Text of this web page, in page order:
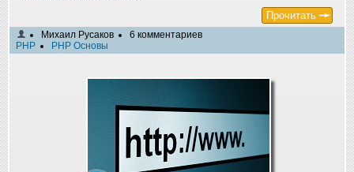
Прочитать
Михаил Русаков
6 комментариев
PHP
PHP Основы